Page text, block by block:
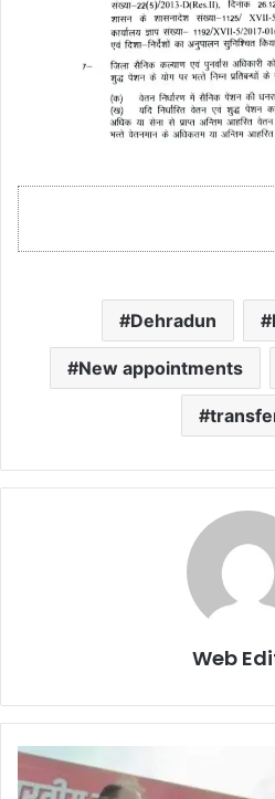
Dehradun
New appointments
Web